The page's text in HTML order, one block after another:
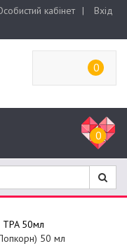
кабінет | Вхід
0
0
TPA 50мл
50 мл